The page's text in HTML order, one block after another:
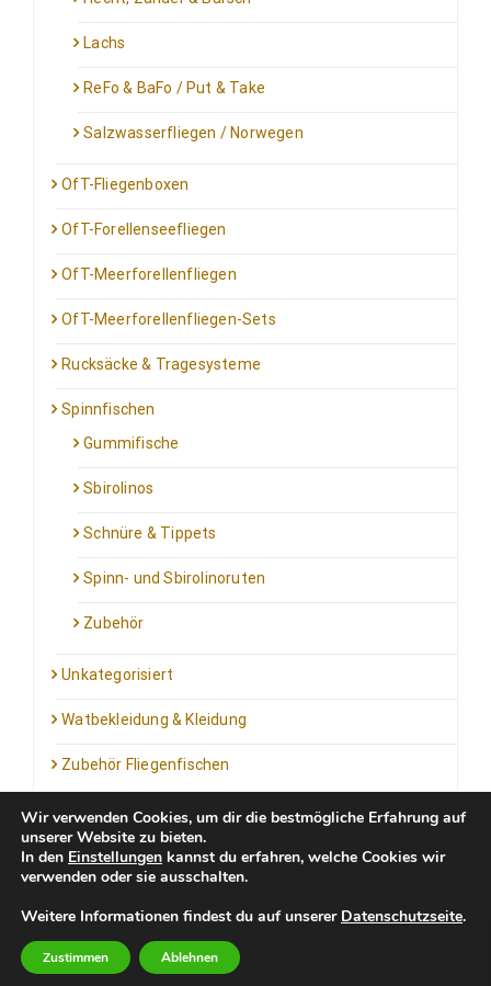
Lachs
ReFo & BaFo / Put & Take
Salzwasserfliegen / Norwegen
OfT-Fliegenboxen
OfT-Forellenseefliegen
OfT-Meerforellenfliegen
OfT-Meerforellenfliegen-Sets
Rucksäcke & Tragesysteme
Spinnfischen
Gummifische
Sbirolinos
Schnüre & Tippets
Spinn- und Sbirolinoruten
Zubehör
Unkategorisiert
Watbekleidung & Kleidung
Zubehör Fliegenfischen
Kontakt: info@outfortrout.de
Newsletter
Wir verwenden Cookies, um dir die bestmögliche Erfahrung auf
unserer Website zu bieten.
In den Einstellungen kannst du erfahren, welche Cookies wir
verwenden oder sie ausschalten.
Weitere Informationen findest du auf unserer Datenschutzseite.
Zustimmen Ablehnen